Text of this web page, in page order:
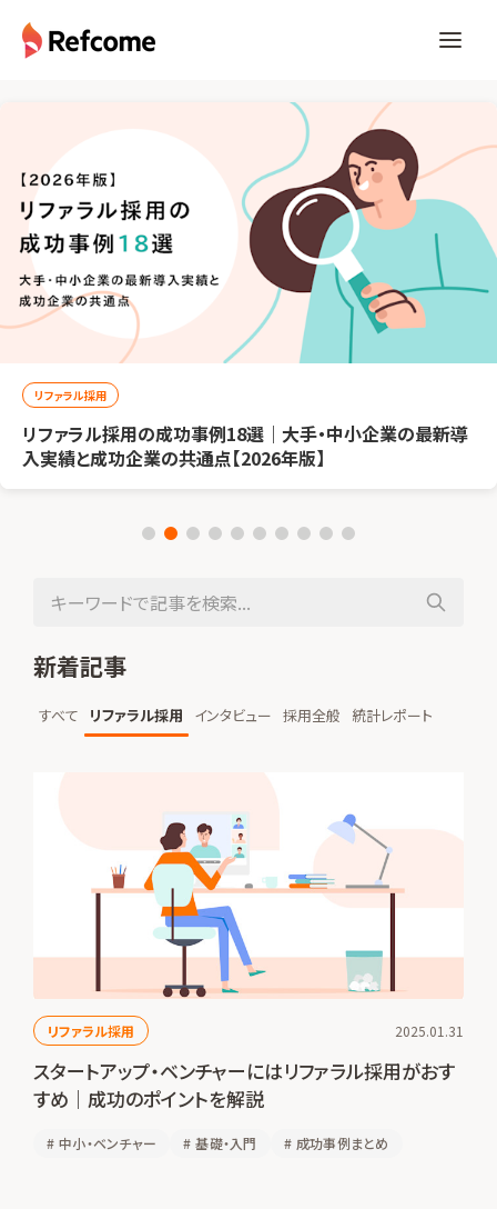
リファラル採用
リファラル採用の成功事例18選｜大手・中小企業の最新導
入実績と成功企業の共通点【2026年版】
新着記事
すべて リファラル採用 インタビュー 採用全般 統計レポート
リファラル採用 2025.01.31
スタートアップ・ベンチャーにはリファラル採用がおす
すめ｜成功のポイントを解説
# 中小・ベンチャー # 基礎・入門 # 成功事例まとめ